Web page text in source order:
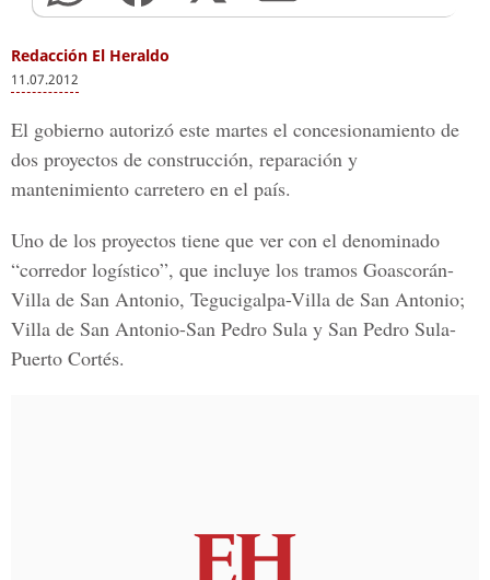
Redacción El Heraldo
11.07.2012
El gobierno autorizó este martes el concesionamiento de
dos proyectos de construcción, reparación y
mantenimiento carretero en el país.
Uno de los proyectos tiene que ver con el denominado
“corredor logístico”, que incluye los tramos Goascorán-
Villa de San Antonio, Tegucigalpa-Villa de San Antonio;
Villa de San Antonio-San Pedro Sula y San Pedro Sula-
Puerto Cortés.